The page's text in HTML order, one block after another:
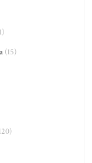
(15)